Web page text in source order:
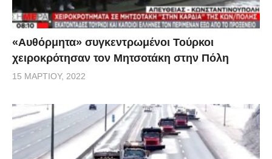
«Αυθόρμητα» συγκεντρωμένοι Τούρκοι
χειροκρότησαν τον Μητσοτάκη στην Πόλη
15 ΜΑΡΤΊΟΥ, 2022